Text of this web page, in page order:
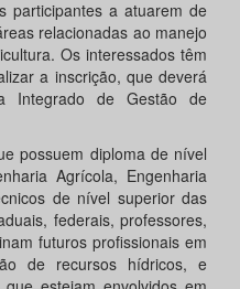
participantes a atuarem de
relacionadas ao manejo
Os interessados têm
a inscrição, que deverá
Integrado de Gestão de
possuem diploma de nível
Agrícola, Engenharia
de nível superior das
federais, professores,
futuros profissionais em
de recursos hídricos, e